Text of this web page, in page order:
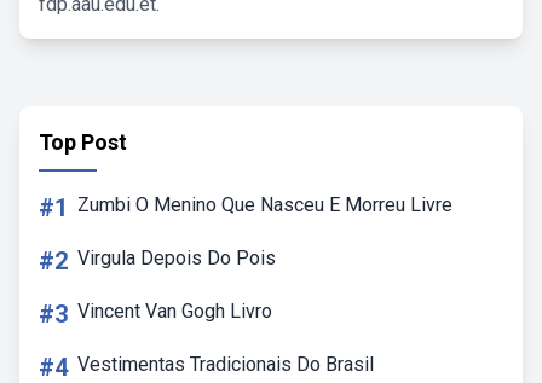
Top Post
#1 Zumbi O Menino Que Nasceu E Morreu Livre
#2 Virgula Depois Do Pois
#3 Vincent Van Gogh Livro
#4 Vestimentas Tradicionais Do Brasil